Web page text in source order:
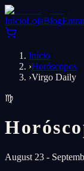
InícioLojaBlog
Início
›Horóscopos
›Virgo Daily
♍
August 23 -